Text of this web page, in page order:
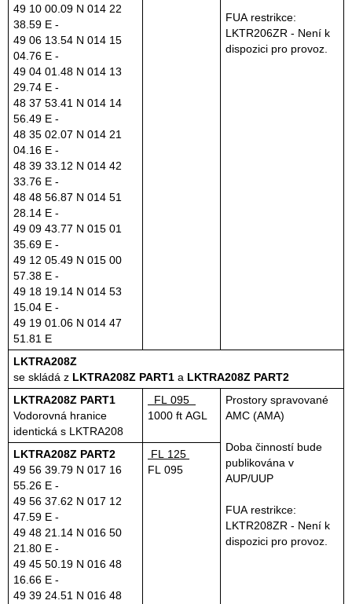
FUA restrikce:
LKTR206ZR - Není k
dispozici pro provoz.
49 10 00.09 N 014 22
38.59 E -
49 06 13.54 N 014 15
04.76 E -
49 04 01.48 N 014 13
29.74 E -
48 37 53.41 N 014 14
56.49 E -
48 35 02.07 N 014 21
04.16 E -
48 39 33.12 N 014 42
33.76 E -
48 48 56.87 N 014 51
28.14 E -
49 09 43.77 N 015 01
35.69 E -
49 12 05.49 N 015 00
57.38 E -
49 18 19.14 N 014 53
15.04 E -
49 19 01.06 N 014 47
51.81 E
LKTRA208Z
se skládá z LKTRA208Z PART1 a LKTRA208Z PART2
LKTRA208Z PART1
Vodorovná hranice
identická s LKTRA208
FL 095
1000 ft AGL
Prostory spravované
AMC (AMA)
Doba činností bude
publikována v
AUP/UUP
FUA restrikce:
LKTR208ZR - Není k
dispozici pro provoz.
LKTRA208Z PART2
49 56 39.79 N 017 16
55.26 E -
49 56 37.62 N 017 12
47.59 E -
49 48 21.14 N 016 50
21.80 E -
49 45 50.19 N 016 48
16.66 E -
49 39 24.51 N 016 48
FL 125
FL 095